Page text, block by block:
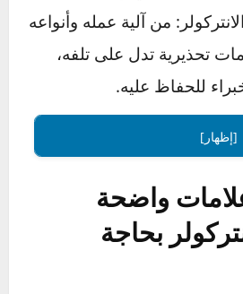
سنأخذك في رحلة مفصلة
من آلية عمله وأنواعه
إلى 5 علامات تحذيرية تدل على تلفه،
للحفاظ عليه.
[إظهار]